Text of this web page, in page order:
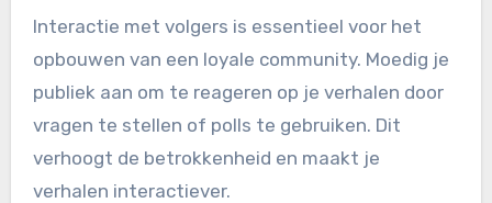
Interactie met volgers is essentieel voor het
opbouwen van een loyale community. Moedig je
publiek aan om te reageren op je verhalen door
vragen te stellen of polls te gebruiken. Dit
verhoogt de betrokkenheid en maakt je
verhalen interactiever.